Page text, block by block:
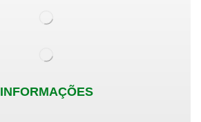
INFORMAÇÕES